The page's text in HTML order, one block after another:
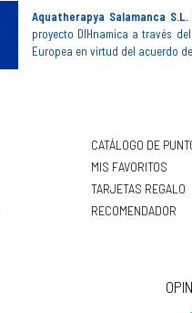
Aquatherapya Salamanca S.L.
proyecto DIHnamica a través
Europea en virtud del acuerdo
CATÁLOGO DE
MIS FAVORITOS
TARJETAS REGALO
RECOMENDADOR